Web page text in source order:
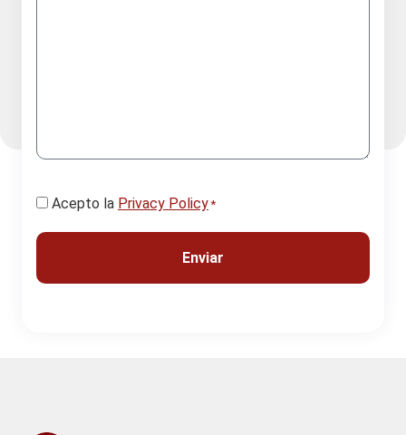
Consentir
Acepto la Privacy Policy*